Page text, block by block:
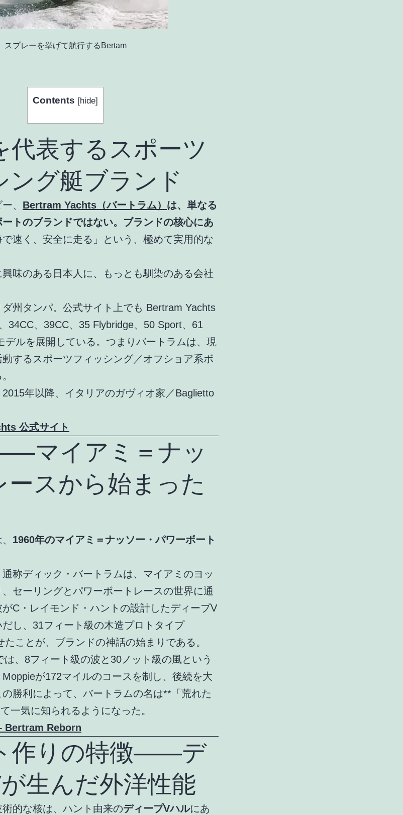
スプレーを挙げて航行するBertam
Contents [hide]
代表するスポーツ
ング艇ブランド
、 Bertram Yachts（バートラム） は、単なる
トのブランドではない。ブランドの核心にあ
で速く、安全に走る」という、極めて実用的な
味のある日本人に、もっとも馴染のある会社
州タンパ。公式サイト上でも Bertram Yachts
34CC、39CC、35 Flybridge、50 Sport、61
デルを展開している。つまりバートラムは、現
するスポーツフィッシング／オフショア系ボ
年以降、イタリアのガヴィオ家／Baglietto
公式サイト
マイアミ＝ナッ
ースから始まった
1960年のマイアミ＝ナッソー・パワーボート
称ディック・バートラムは、マイアミのヨッ
、セーリングとパワーボートレースの世界に通
C・レイモンド・ハントの設計したディープV
し、31フィート級の木造プロトタイプ
たことが、ブランドの神話の始まりである。
は、8フィート級の波と30ノット級の風という
が172マイルのコースを制し、後続を大
勝利によって、バートラムの名は**「荒れた
一気に知られるようになった。
Bertram Reborn
作りの特徴――デ
生んだ外洋性能
的な核は、ハント由来のディープVハルにあ